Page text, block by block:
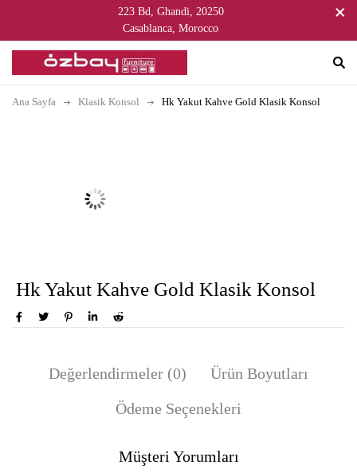
223 Bd, Ghandi, 20250
Casablanca, Morocco
Ana Sayfa Klasik Konsol Hk Yakut Kahve Gold Klasik Konsol
Hk Yakut Kahve Gold Klasik Konsol
Değerlendirmeler (0)
Ürün Boyutları
Ödeme Seçenekleri
Müşteri Yorumları